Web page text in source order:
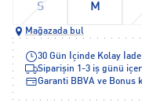
S M
Mağazada bul
30 Gün İçinde Kolay İade
Siparişin 1-3 iş günü
Garanti BBVA ve Bonus